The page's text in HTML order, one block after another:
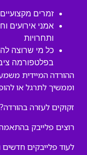
זמרים
אמני אירועים
ותחרויות
כל מי שרוצה
בפלטפורמה
ההורדה המיידית
וממשיך לתרגל או
זקוקים לעזרה בהורדה?
רוצים פלייבק
לעוד פלייבקים חדשים